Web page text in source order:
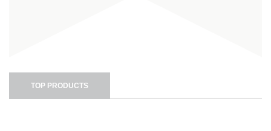
TOP PRODUCTS